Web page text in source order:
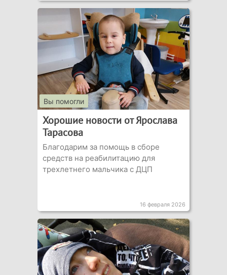
Вы помогли
Хорошие новости от Ярослава
Тарасова
Благодарим за помощь в сборе
средств на реабилитацию для
трехлетнего мальчика с ДЦП
16 февраля 2026